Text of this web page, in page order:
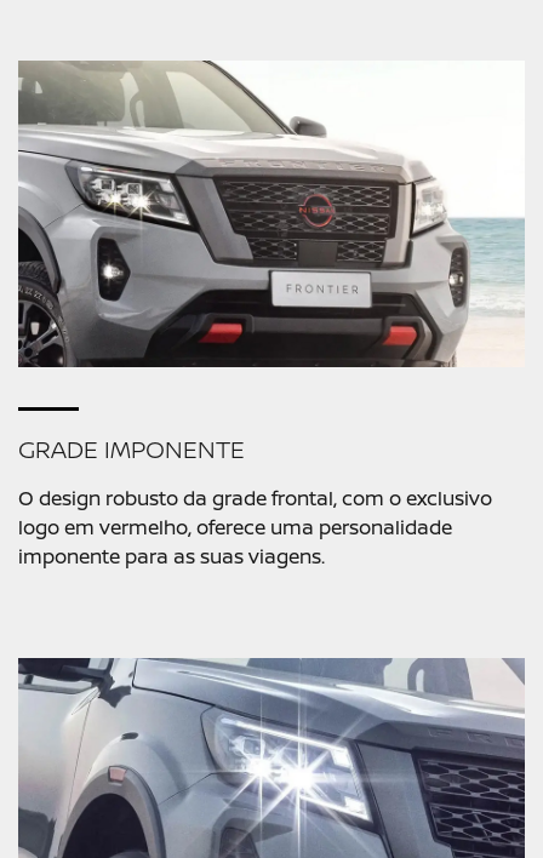
GRADE IMPONENTE
O design robusto da grade frontal, com o exclusivo
logo em vermelho, oferece uma personalidade
imponente para as suas viagens.